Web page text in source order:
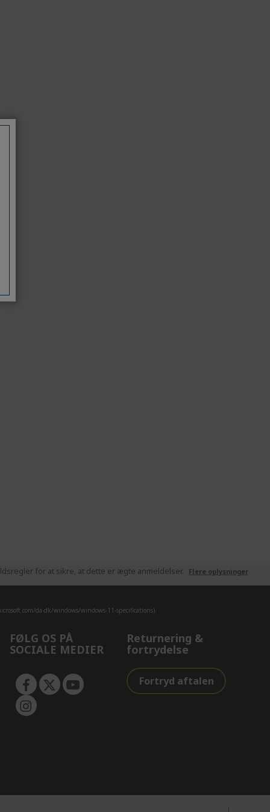
for at sikre, at dette er ægte anmeldelser. Flere oplysninger
da-dk/windows/windows-11-specifications).
FØLG OS PÅ
SOCIALE MEDIER
Returnering &
fortrydelse
Fortryd aftalen